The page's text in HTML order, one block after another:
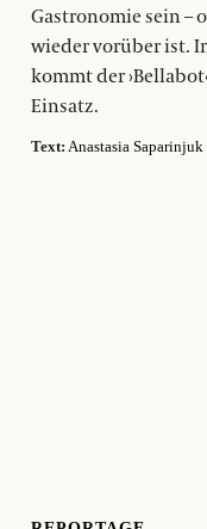
Gastronomie sein –
wieder vorüber ist.
kommt der
Einsatz.
Text: Anastasia Saparinjuk